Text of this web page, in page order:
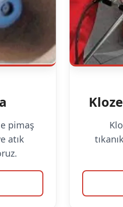
pimaş
atık